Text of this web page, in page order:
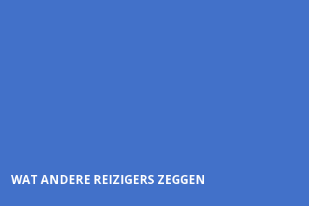
WAT ANDERE REIZIGERS ZEGGEN